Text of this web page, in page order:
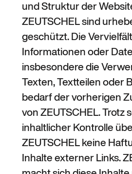
und Struktur der
ZEUTSCHEL sind
geschützt. Die
Informationen oder
insbesondere die
Texten, Textteilen oder
bedarf der vorherigen
von ZEUTSCHEL. Trotz
inhaltlicher Kontrolle
ZEUTSCHEL keine
Inhalte externer Links.